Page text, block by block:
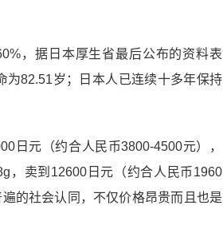
，据日本厚生省最后公布的资料表
为82.51岁；日本人已连续十多年保持
日元（约合人民币3800-4500元），
，卖到12600日元（约合人民币1960
的社会认同，不仅价格昂贵而且也是